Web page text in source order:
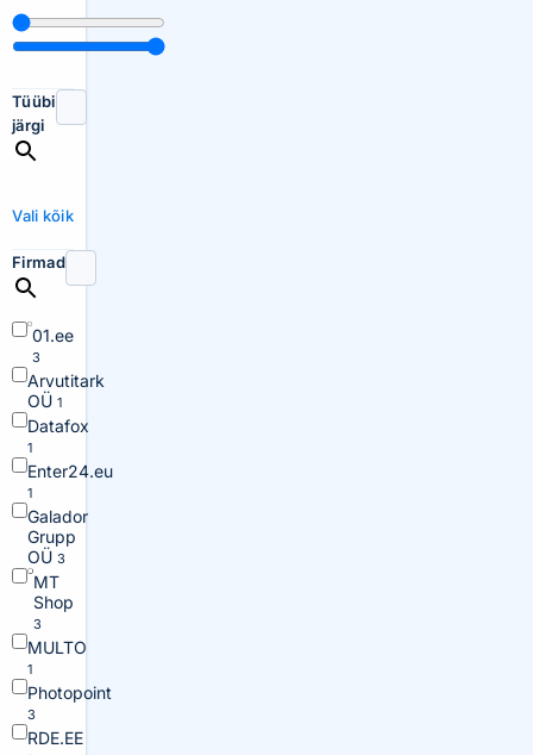
Tüübi
järgi
Vali kõik
Firmad
01.ee
3
Arvutitark
OÜ 1
Datafox
1
Enter24.eu
1
Galador
Grupp
OÜ 3
MT
Shop
3
MULTO
1
Photopoint
3
RDE.EE